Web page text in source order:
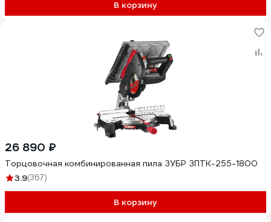
В корзину
26 890 ₽
Торцовочная комбинированная пила ЗУБР ЗПТК-255-1800
3.9(367)
В корзину